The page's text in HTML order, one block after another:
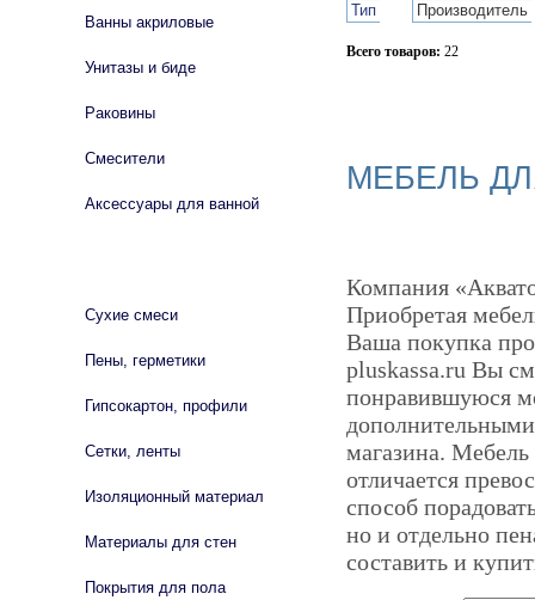
Тип Производитель
Всего товаров: 22
МЕБЕЛЬ
Компания
Приобретая
Ваша покупка
pluskassa.ru Вы
понравившуюся
магазина.
отличается
способ
но и отдельно
составить и
Ванны акриловые
Унитазы и биде
Раковины
Смесители
Аксессуары для ванной
Сухие смеси
Пены, герметики
Гипсокартон, профили
Сетки, ленты
Изоляционный материал
Материалы для стен
Покрытия для пола